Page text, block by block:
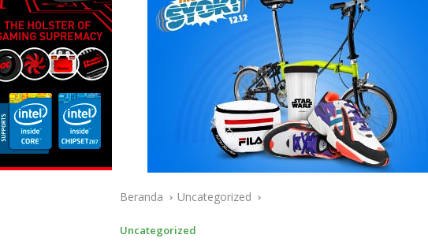
Beranda Uncategorized
Uncategorized